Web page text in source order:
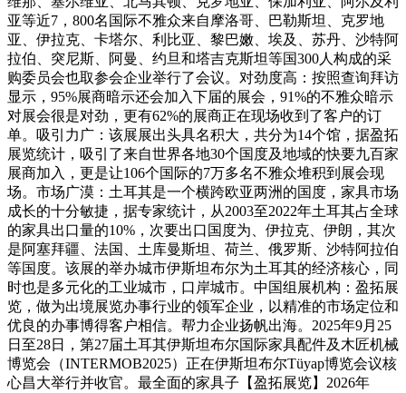
亚等近7，800名国际不雅众来自摩洛哥、巴勒斯坦、克罗地
亚、伊拉克、卡塔尔、利比亚、黎巴嫩、埃及、苏丹、沙特阿
拉伯、突尼斯、阿曼、约旦和塔吉克斯坦等国300人构成的采
购委员会也取参会企业举行了会议。对劲度高：按照查询拜访
显示，95%展商暗示还会加入下届的展会，91%的不雅众暗示
对展会很是对劲，更有62%的展商正在现场收到了客户的订
单。吸引力广：该展展出头具名积大，共分为14个馆，据盈拓
展览统计，吸引了来自世界各地30个国度及地域的快要九百家
展商加入，更是让106个国际的7万多名不雅众堆积到展会现
场。市场广漠：土耳其是一个横跨欧亚两洲的国度，家具市场
成长的十分敏捷，据专家统计，从2003至2022年土耳其占全球
的家具出口量的10%，次要出口国度为、伊拉克、伊朗，其次
是阿塞拜疆、法国、土库曼斯坦、荷兰、俄罗斯、沙特阿拉伯
等国度。该展的举办城市伊斯坦布尔为土耳其的经济核心，同
时也是多元化的工业城市，口岸城市。中国组展机构：盈拓展
览，做为出境展览办事行业的领军企业，以精准的市场定位和
优良的办事博得客户相信。帮力企业扬帆出海。2025年9月25
日至28日，第27届土耳其伊斯坦布尔国际家具配件及木匠机械
博览会（INTERMOB2025）正在伊斯坦布尔Tüyap博览会议核
心昌大举行并收官。最全面的家具子【盈拓展览】2026年